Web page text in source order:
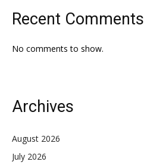
Recent Comments
No comments to show.
Archives
August 2026
July 2026